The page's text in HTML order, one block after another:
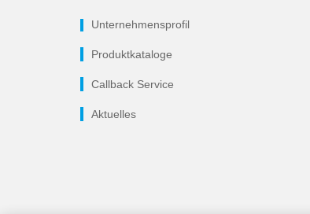
Unternehmensprofil
Produktkataloge
Callback Service
Aktuelles